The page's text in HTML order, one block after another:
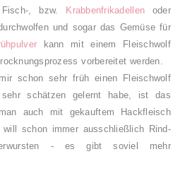
, bzw.
Krabbenfrikadellen oder
und sogar das Gemüse für
kann mit einem Fleischwolf
vorbereitet werden.
schon sehr früh einen Fleischwolf
schätzen gelernt habe, ist das
auch mit gekauftem Hackfleisch
schon immer ausschließlich Rind-
- es gibt soviel mehr